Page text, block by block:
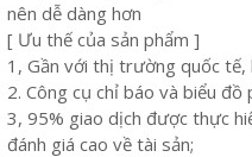
nên dễ dàng hơn
[ Ưu thế của sản phẩm ]
1, Gần với thị trường quốc
2. Công cụ chỉ báo và biểu đồ
3, 95% giao dịch được thực
đánh giá cao về tài sản;